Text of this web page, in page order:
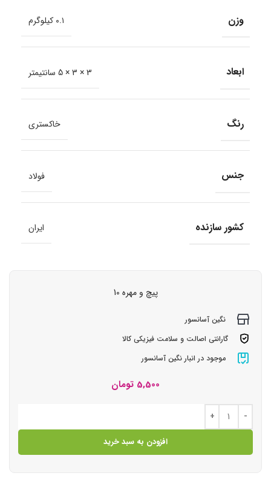
وزن ۰.۱ کیلوگرم
ابعاد 3 × 3 × 5 سانتیمتر
رنگ خاکستری
جنس فولاد
کشور سازنده ایران
پیچ و مهره 10
نگین آسانسور
گارانتی اصالت و سلامت فیزیکی کالا
موجود در انبار نگین آسانسور
5,500 تومان
افزودن به سبد خرید